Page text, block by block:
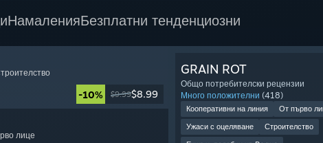
НамаленияБезплатни тенденциозни
-10% $9.99$8.99
лице
GRAIN ROT
Общо потребителски рецензии
Много положителни (418)
Кооперативни на линия
От първо
Ужаси с оцеляване
Строителство